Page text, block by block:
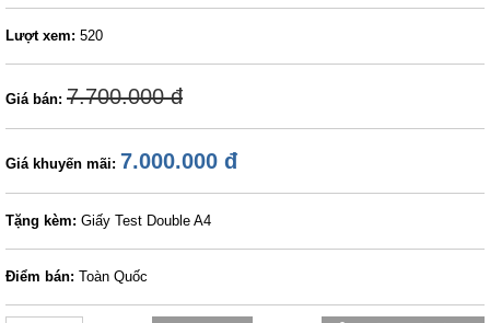
Lượt xem: 520
Giá bán: 7.700.000 đ
Giá khuyến mãi: 7.000.000 đ
Tặng kèm: Giấy Test Double A4
Điểm bán: Toàn Quốc